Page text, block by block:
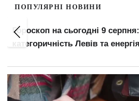
ПОПУЛЯРНІ НОВИНИ
Гороскоп на сьогодні 9
категоричність Левів та